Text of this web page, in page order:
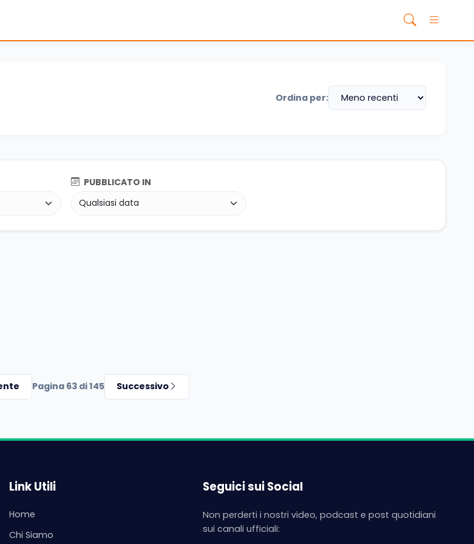
Ordina per:
PUBBLICATO IN
Pagina 63 di 145 Successivo
Link Utili
Home
Chi Siamo
Seguici sui Social
Non perderti i nostri video, podcast e post quotidiani
sui canali ufficiali: